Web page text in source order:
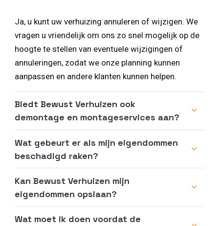
Ja, u kunt uw verhuizing annuleren of wijzigen. We
vragen u vriendelijk om ons zo snel mogelijk op de
hoogte te stellen van eventuele wijzigingen of
annuleringen, zodat we onze planning kunnen
aanpassen en andere klanten kunnen helpen.
Biedt Bewust Verhuizen ook
demontage en montageservices aan?
Wat gebeurt er als mijn eigendommen
beschadigd raken?
Kan Bewust Verhuizen mijn
eigendommen opslaan?
Wat moet ik doen voordat de